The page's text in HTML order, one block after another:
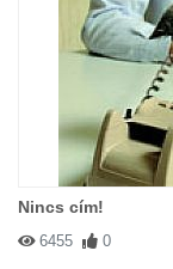
Nincs cím!
6455 0